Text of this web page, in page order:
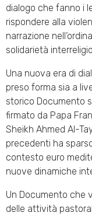
dialogo che fanno i
rispondere alla
narrazione
solidarietà
Una nuova era di
preso forma sia a
storico Documento
firmato da Papa
Sheikh Ahmed Al-
precedenti ha
contesto euro
nuove dinamiche
Un Documento che
delle attività